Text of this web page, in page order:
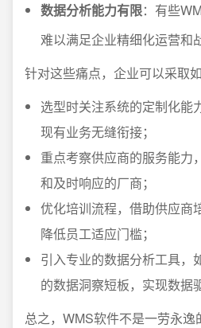
数据分析能力有限：有些
难以满足企业精细化运营和
针对这些痛点，企业可以采取
选型时关注系统的定制化能
现有业务无缝衔接；
重点考察供应商的服务能力
和及时响应的厂商；
优化培训流程，借助供应商
降低员工适应门槛；
引入专业的数据分析工具，
的数据洞察短板，实现数据
总之，WMS软件不是一劳永逸